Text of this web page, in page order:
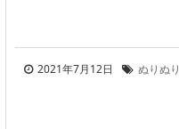
2021年7月12日 ぬりぬり